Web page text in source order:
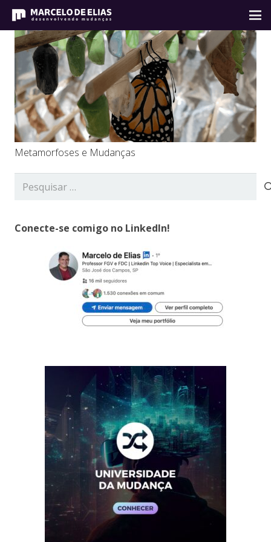
Metamorfoses e Mudanças
Pesquisar
Conecte-se comigo no LinkedIn!